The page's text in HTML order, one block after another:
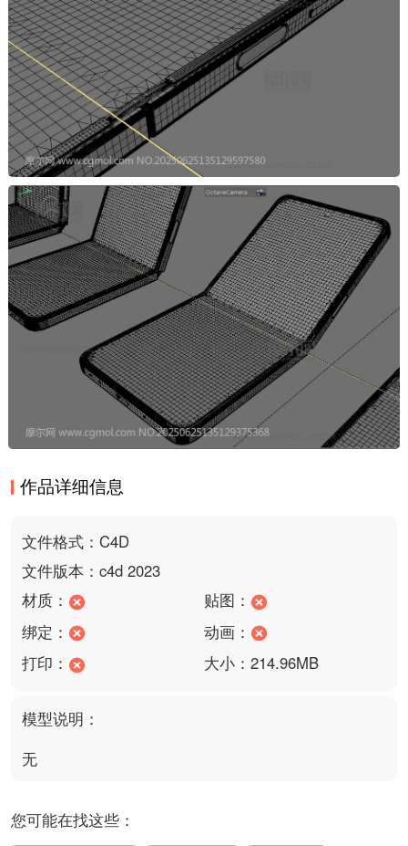
作品详细信息
文件格式：C4D
文件版本：c4d 2023
材质：
贴图：
绑定：
动画：
打印：
大小：214.96MB
模型说明：
无
您可能在找这些：